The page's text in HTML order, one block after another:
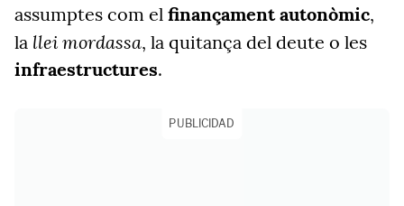
assumptes com el finançament autonòmic,
la llei mordassa, la quitança del deute o les
infraestructures.
PUBLICIDAD